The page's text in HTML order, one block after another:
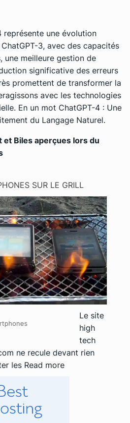
représente une évolution
3, avec des capacités
une meilleure gestion de
significative des erreurs
promettent de transformer la
avec les technologies
En un mot ChatGPT-4 : Une
du Langage Naturel.
et Biles aperçues lors du
SUR LE GRILL
Le site
high
tech
ne recule devant rien
les Read more